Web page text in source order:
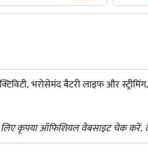
भरोसेमंद बैटरी लाइफ और
कृपया ऑफिशियल वेबसाइट चेक करें.